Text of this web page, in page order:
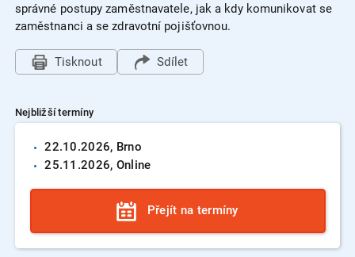
správné postupy zaměstnavatele, jak a kdy komunikovat se
zaměstnanci a se zdravotní pojišťovnou.
Tisknout Sdílet
Nejbližší termíny
22.10.2026, Brno
25.11.2026, Online
Přejít na termíny